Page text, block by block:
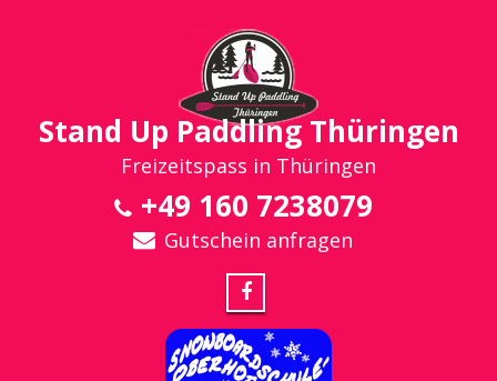
Stand Up Paddling Thüringen
Freizeitspass in Thüringen
+49 160 7238079
Gutschein anfragen